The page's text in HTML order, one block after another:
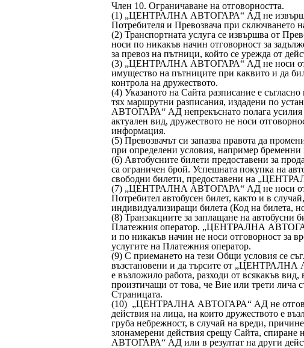
Член 10. Ограничаване на отговорността.
(1) „ЦЕНТРАЛНА АВТОГАРА“ АД не
Потребителя и Превозвача при сключването
(2) Транспортната услуга се извършва от
носи по никакъв начин отговорност за
за превоз на пътници, който се урежда от
(3) „ЦЕНТРАЛНА АВТОГАРА“ АД не носи
имущество на пътниците при каквито и да
контрола на дружеството.
(4) Указаното на Сайта разписание е
тях маршрутни разписания, издадени по
АВТОГАРА“ АД непрекъснато полага усилия
актуален вид, дружеството не носи
информация.
(5) Превозвачът си запазва правота да
при определени условия, например
(6) Автобусните билети предоставени за
са ограничен брой. Успешната покупка на
свободни билети, предоставени на
(7) „ЦЕНТРАЛНА АВТОГАРА“ АД не носи
Потребител автобусен билет, както и в
индивидуализиращи билета (Код на билета,
(8) Транзакциите за заплащане на автобусни
Платежния оператор. „ЦЕНТРАЛНА
и по никакъв начин не носи отговорност за
услугите на Платежния оператор.
(9) С приемането на тези Общи условия се
възстановени и да търсите от
е възложило работа, разходи от всякакъв
произтичащи от това, че Вие или трети лича
Страницата.
(10) „ЦЕНТРАЛНА АВТОГАРА“ АД не
действия на лица, на които дружеството е
груба небрежност, в случай на вреди,
злонамерени действия срещу Сайта,
АВТОГАРА“ АД или в резултат на други